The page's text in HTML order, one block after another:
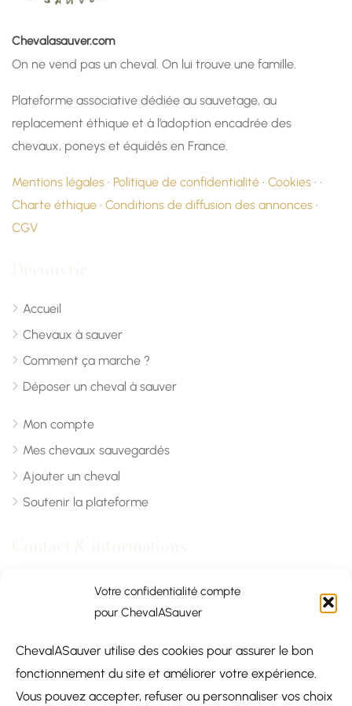
Votre confidentialité compte
pour ChevalASauver
ChevalASauver utilise des cookies pour assurer le bon
fonctionnement du site et améliorer votre expérience.
Vous pouvez accepter, refuser ou personnaliser vos choix
Chevalasauver.com
On ne vend pas un cheval. On lui trouve une famille.
Plateforme associative dédiée au sauvetage, au
replacement éthique et à l’adoption encadrée des
chevaux, poneys et équidés en France.
Mentions légales · Politique de confidentialité · Cookies · ·
Charte éthique · Conditions de diffusion des annonces ·
CGV
Accueil
Chevaux à sauver
Comment ça marche ?
Déposer un cheval à sauver
Mon compte
Mes chevaux sauvegardés
Ajouter un cheval
Soutenir la plateforme
Chevalasauver.com
Normandie, France
contact@chevalasauver.com
Communiqué de presse